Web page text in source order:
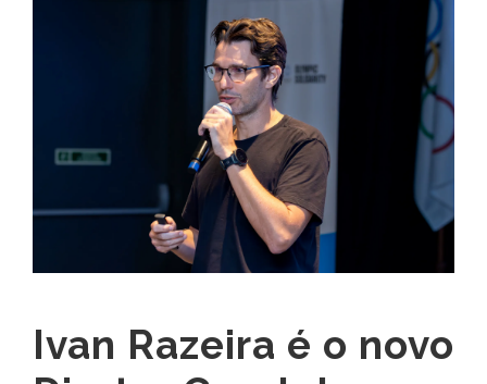
Ivan Razeira é o novo